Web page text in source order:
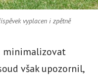
vyplacen i zpětně
minimalizovat
však upozornil,